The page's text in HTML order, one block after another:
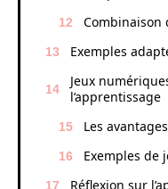
Combinaison
Exemples
Jeux
l’apprentissage
Les
Exemples de
Réflexion sur